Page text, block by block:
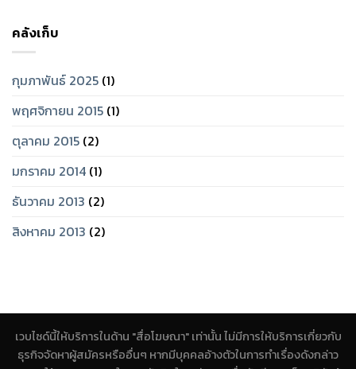
คลังเก็บ
กุมภาพันธ์ 2025 (1)
พฤศจิกายน 2015 (1)
ตุลาคม 2015 (2)
มกราคม 2014 (1)
ธันวาคม 2013 (2)
สิงหาคม 2013 (2)
เวบไซด์นี้ให้บริการในด้าน "สื่อโฆษณา" เท่านั้น ไม่มีการให้บริการเกี่ยวกับ
ธุรกิจจัดหาผู้สมัครหรืออื่นๆ หากมีบุคคลอ้างตัวในการทำเรื่องดังกล่าว